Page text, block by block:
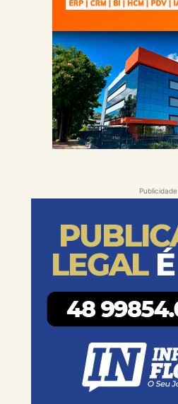
Publicidade